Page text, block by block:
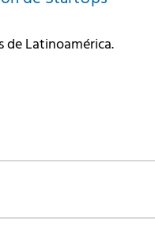
de Latinoamérica.